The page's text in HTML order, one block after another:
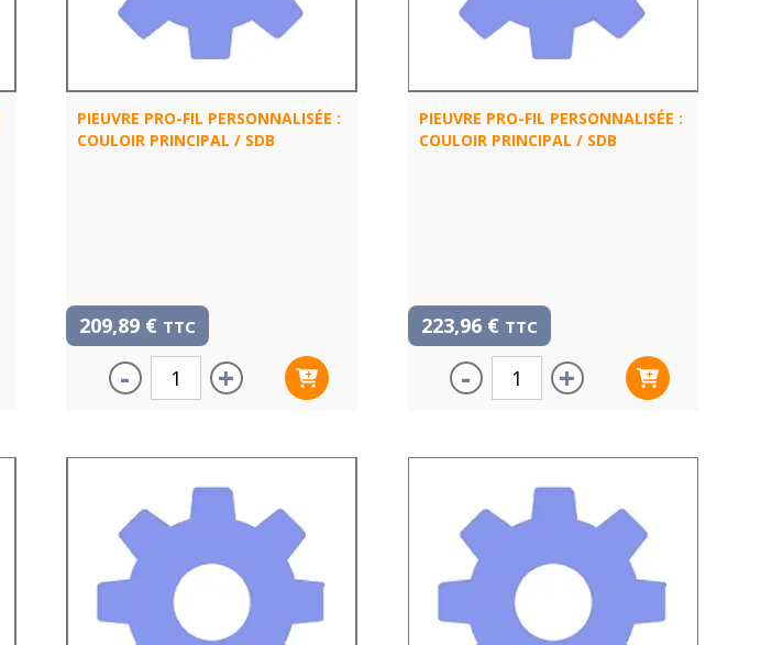
PIEUVRE PRO-FIL PERSONNALISÉE :
COULOIR PRINCIPAL / SDB
209,89 € TTC
- +
PIEUVRE PRO-FIL PERSONNALISÉE :
COULOIR PRINCIPAL / SDB
223,96 € TTC
- +